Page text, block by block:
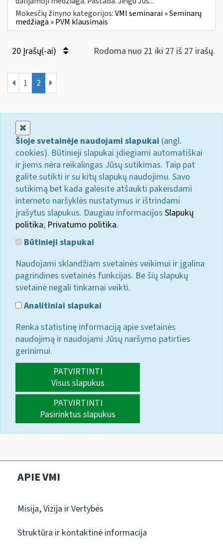
Mokesčių žinyno kategorijos:VMI seminarai » Seminarų
medžiaga » PVM klausimais
20 Įrašų(-ai) Rodoma nuo 21 iki 27 iš 27 irašų.
1 2
Šioje svetainėje naudojami slapukai (angl.
cookies). Būtinieji slapukai įdiegiami automatiškai
ir jiems nėra reikalingas Jūsų sutikimas. Taip pat
galite sutikti ir su kitų slapukų naudojimu. Savo
sutikimą bet kada galėsite atšaukti pakeisdami
interneto naršyklės nustatymus ir ištrindami
įrašytus slapukus. Daugiau informacijos Slapukų
politika; Privatumo politika.
Būtinieji slapukai
Naudojami sklandžiam svetainės veikimui ir įgalina
pagrindines svetainės funkcijas. Be šių slapukų
svetainė negali tinkamai veikti.
Analitiniai slapukai
Renka statistinę informaciją apie svetainės
naudojimą ir naudojami Jūsų naršymo patirties
gerinimui.
PATVIRTINTI
Visus slapukus
PATVIRTINTI
Pasirinktus slapukus
APIE VMI
Misija, Vizija ir Vertybės
Struktūra ir kontaktinė informacija